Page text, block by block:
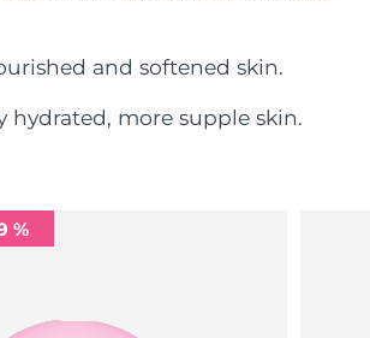
and softened skin.
hydrated, more supple skin.
%
Ожидаемая дата доставки
8/14/26
Ожидаемая дата доставки